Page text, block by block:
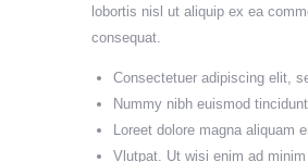
lobortis nisl ut aliquip ex ea
consequat.
Consectetuer adipiscing elit,
Nummy nibh euismod
Loreet dolore magna aliquam
Vlutpat. Ut wisi enim ad minim